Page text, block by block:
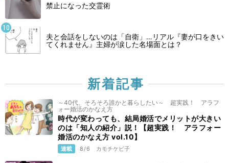
禁止になった交霊術
夫と会話をしないのは「自衛」…リアル『妻が口をきい
てくれません』主婦が涙した名場面とは？
新着記事
～40代、そろそろ誰かと暮らしたい～ 超実践！ アラフ
ォー婚活のかなえ方
時代が変わっても、結局婚活でメリットが大きい
のは「知人の紹介」説！【超実践！ アラフォー
婚活のかなえ方 vol.10】
連載 8/6 カモチケビ子